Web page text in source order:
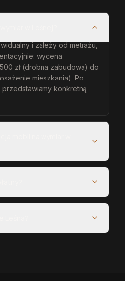
i zależy od metrażu,
wycena
zł (drobna zabudowa) do
mieszkania). Po
przedstawiamy konkretną